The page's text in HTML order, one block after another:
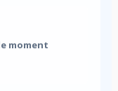
moment